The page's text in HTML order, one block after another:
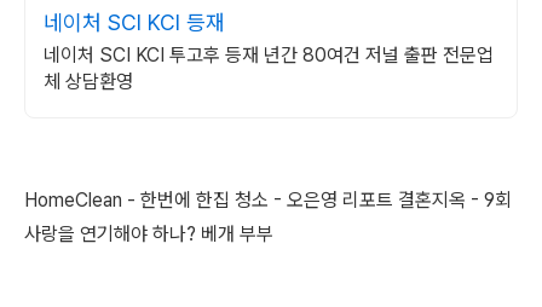
네이처 SCI KCI 등재
네이처 SCI KCI 투고후 등재 년간 80여건 저널 출판 전문업
체 상담환영
HomeClean - 한번에 한집 청소 - 오은영 리포트 결혼지옥 - 9회
사랑을 연기해야 하나? 베개 부부